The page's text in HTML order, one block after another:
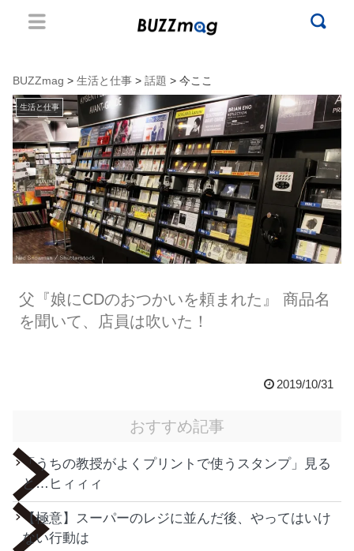
BUZZmag > 生活と仕事 > 話題 > 今ここ
生活と仕事
父『娘にCDのおつかいを頼まれた』 商品名
を聞いて、店員は吹いた！
2019/10/31
おすすめ記事
「うちの教授がよくプリントで使うスタンプ」見る
と…ヒィィィ
【極意】スーパーのレジに並んだ後、やってはいけ
ない行動は